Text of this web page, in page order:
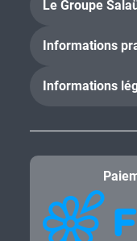
Le Groupe
Informations
Informations